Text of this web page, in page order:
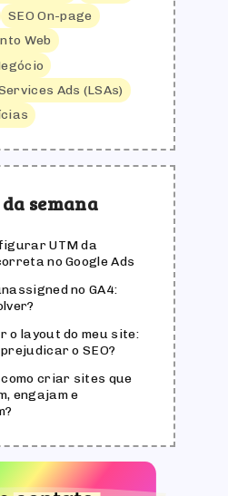
SEO On-page
Web
Ads (LSAs)
semana
UTM da
no Google Ads
no GA4:
o layout do meu site:
o SEO?
como criar sites que
engajam e